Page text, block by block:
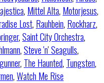
, Mittel Alta, Motorjesus,
Lost, Rauhbein, Rockharz,
,Saint City Orchestra,
,Steve 'n' Seagulls,
, The Haunted, Tungsten,
,Watch Me Rise